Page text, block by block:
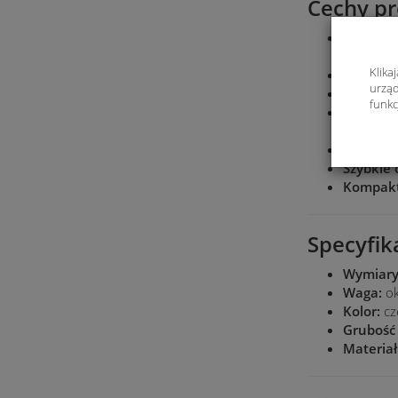
Cechy
Łatwy
Szybkie
Waga:
Kolor: